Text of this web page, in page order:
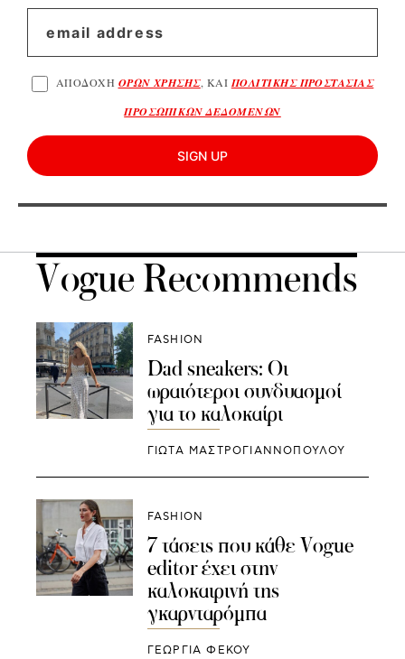
ΑΠΟΔΟΧΗ ΟΡΩΝ ΧΡΗΣΗΣ, ΚΑΙ ΠΟΛΙΤΙΚΗΣ ΠΡΟΣΤΑΣΙΑΣ
ΠΡΟΣΩΠΙΚΩΝ ΔΕΔΟΜΕΝΩΝ
SIGN UP
Vogue Recommends
FASHION
Dad sneakers: Οι
ωραιότεροι συνδυασμοί
για το καλοκαίρι
ΓΙΩΤΑ ΜΑΣΤΡΟΓΙΑΝΝΟΠΟΥΛΟΥ
FASHION
7 τάσεις που κάθε Vogue
editor έχει στην
καλοκαιρινή της
γκαρνταρόμπα
ΓΕΩΡΓΙΑ ΦΕΚΟΥ